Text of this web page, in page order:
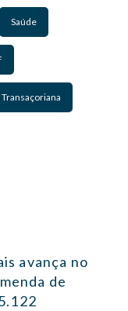
Saúde
Transaçoriana
avança no
de